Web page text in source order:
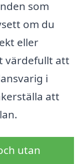
som
om du
eller
värdefullt att
i
att
utan